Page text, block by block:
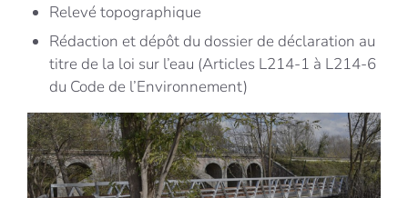
Relevé topographique
Rédaction et dépôt du dossier de déclaration au
titre de la loi sur l’eau (Articles L214-1 à L214-6
du Code de l’Environnement)